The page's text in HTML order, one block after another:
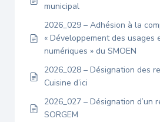
municipal
2026_029 – Adhésion à la
« Développement des usages
numériques » du SMOEN
2026_028 – Désignation des
Cuisine d’ici
2026_027 – Désignation d’un
SORGEM